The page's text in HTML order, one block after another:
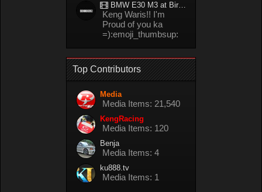
BMW E30 M3 at Bira circuit Thailand in 02/2008
Keng Waris!! I'm
Proud of you ka
=):emoji_thumbsup:
Top Contributors
Media
Media Items: 21,540
KengRacing
Media Items: 120
Benja
Media Items: 4
ku888.tv
Media Items: 1